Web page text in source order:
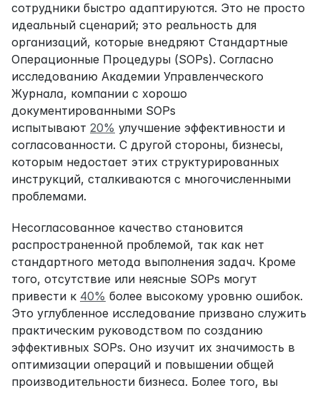
сотрудники быстро адаптируются. Это не просто
идеальный сценарий; это реальность для
организаций, которые внедряют Стандартные
Операционные Процедуры (SOPs). Согласно
исследованию Академии Управленческого
Журнала, компании с хорошо
документированными SOPs
испытывают 20% улучшение эффективности и
согласованности. С другой стороны, бизнесы,
которым недостает этих структурированных
инструкций, сталкиваются с многочисленными
проблемами.
Несогласованное качество становится
распространенной проблемой, так как нет
стандартного метода выполнения задач. Кроме
того, отсутствие или неясные SOPs могут
привести к 40% более высокому уровню ошибок.
Это углубленное исследование призвано служить
практическим руководством по созданию
эффективных SOPs. Оно изучит их значимость в
оптимизации операций и повышении общей
производительности бизнеса. Более того, вы